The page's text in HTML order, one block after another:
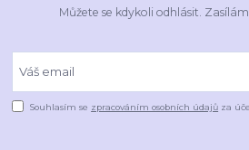
Můžete se kdykoli odhlásit.
Souhlasím se zpracováním osobních údajů za